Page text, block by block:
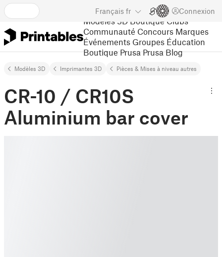
Français fr Connexion
Modèles 3D Boutique Clubs
Communauté Concours Marques
Événements Groupes Éducation
Boutique Prusa Prusa Blog
Modèles 3D Imprimantes 3D Pièces & Mises à niveau autres
CR-10 / CR10S
Aluminium bar cover